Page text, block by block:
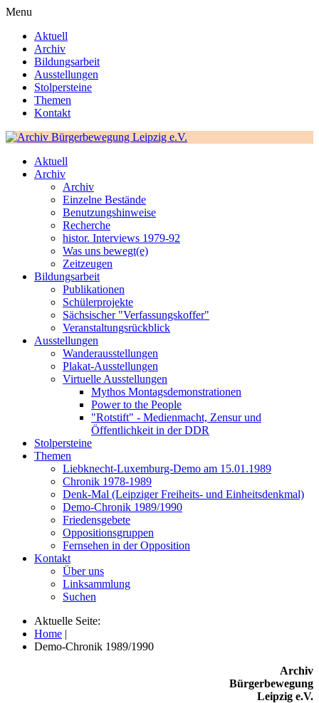
Menu
Aktuell
Archiv
Bildungsarbeit
Ausstellungen
Stolpersteine
Themen
Kontakt
Aktuell
Archiv
Archiv
Einzelne Bestände
Benutzungshinweise
Recherche
histor. Interviews 1979-92
Was uns bewegt(e)
Zeitzeugen
Bildungsarbeit
Publikationen
Schülerprojekte
Sächsischer "Verfassungskoffer"
Veranstaltungsrückblick
Ausstellungen
Wanderausstellungen
Plakat-Ausstellungen
Virtuelle Ausstellungen
Mythos Montagsdemonstrationen
Power to the People
"Rotstift" - Medienmacht, Zensur und
Öffentlichkeit in der DDR
Stolpersteine
Themen
Liebknecht-Luxemburg-Demo am 15.01.1989
Chronik 1978-1989
Denk-Mal (Leipziger Freiheits- und Einheitsdenkmal)
Demo-Chronik 1989/1990
Friedensgebete
Oppositionsgruppen
Fernsehen in der Opposition
Kontakt
Über uns
Linksammlung
Suchen
Aktuelle Seite:
Home |
Demo-Chronik 1989/1990
Archiv
Bürgerbewegung
Leipzig e.V.